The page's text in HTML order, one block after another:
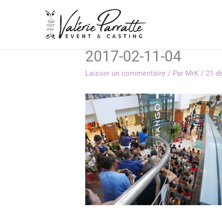
2017-02-11-04
Laisser un commentaire / Par MrK/21